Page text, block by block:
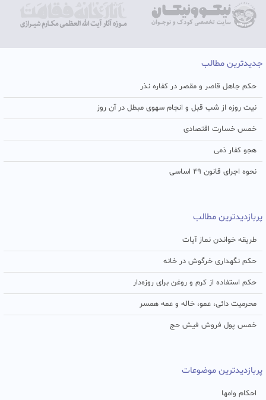
جدیدترین مطالب
حکم جاهل قاصر و مقصر در کفاره نذر
نیت روزه از شب قبل و انجام سهوی مبطل در آن روز
خمس خسارت اقتصادی
هجو کفار ذمی
نحوه اجرای قانون ۴۹ اساسی
پربازدیدترین مطالب
طریقه خواندن نماز آیات
حکم نگهداری خرگوش در خانه
حکم استفاده از کرم و روغن برای روزه‌دار
محرمیت دائی، عمو، خاله و عمه همسر
خمس پول فروش فیش حج
پربازدیدترین موضوعات
احکام وامها